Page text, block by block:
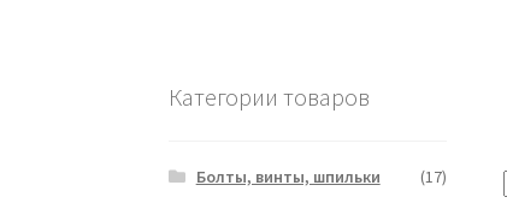
Категории товаров
Болты, винты, шпильки
(17)